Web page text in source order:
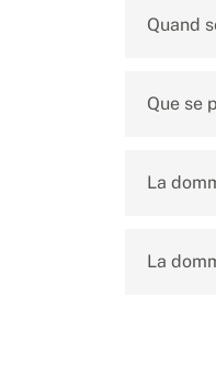
Quand
Que se
La
La